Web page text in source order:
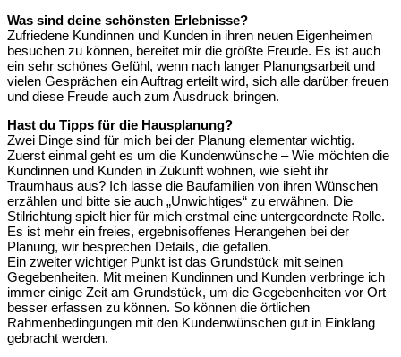
Was sind deine schönsten Erlebnisse?
Zufriedene Kundinnen und Kunden in ihren neuen Eigenheimen
besuchen zu können, bereitet mir die größte Freude. Es ist auch
ein sehr schönes Gefühl, wenn nach langer Planungsarbeit und
vielen Gesprächen ein Auftrag erteilt wird, sich alle darüber freuen
und diese Freude auch zum Ausdruck bringen.
Hast du Tipps für die Hausplanung?
Zwei Dinge sind für mich bei der Planung elementar wichtig.
Zuerst einmal geht es um die Kundenwünsche – Wie möchten die
Kundinnen und Kunden in Zukunft wohnen, wie sieht ihr
Traumhaus aus? Ich lasse die Baufamilien von ihren Wünschen
erzählen und bitte sie auch „Unwichtiges“ zu erwähnen. Die
Stilrichtung spielt hier für mich erstmal eine untergeordnete Rolle.
Es ist mehr ein freies, ergebnisoffenes Herangehen bei der
Planung, wir besprechen Details, die gefallen.
Ein zweiter wichtiger Punkt ist das Grundstück mit seinen
Gegebenheiten. Mit meinen Kundinnen und Kunden verbringe ich
immer einige Zeit am Grundstück, um die Gegebenheiten vor Ort
besser erfassen zu können. So können die örtlichen
Rahmenbedingungen mit den Kundenwünschen gut in Einklang
gebracht werden.